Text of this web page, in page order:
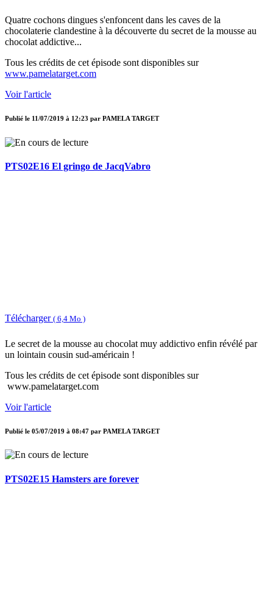
Quatre cochons dingues s'enfoncent dans les caves de la
chocolaterie clandestine à la découverte du secret de la mousse au
chocolat addictive...
Tous les crédits de cet épisode sont disponibles sur
www.pamelatarget.com
Voir l'article
Publié le 11/07/2019 à 12:23 par PAMELA TARGET
PTS02E16 El gringo de JacqVabro
Télécharger ( 6,4 Mo )
Le secret de la mousse au chocolat muy addictivo enfin révélé par
un lointain cousin sud-américain !
Tous les crédits de cet épisode sont disponibles sur
www.pamelatarget.com
Voir l'article
Publié le 05/07/2019 à 08:47 par PAMELA TARGET
PTS02E15 Hamsters are forever